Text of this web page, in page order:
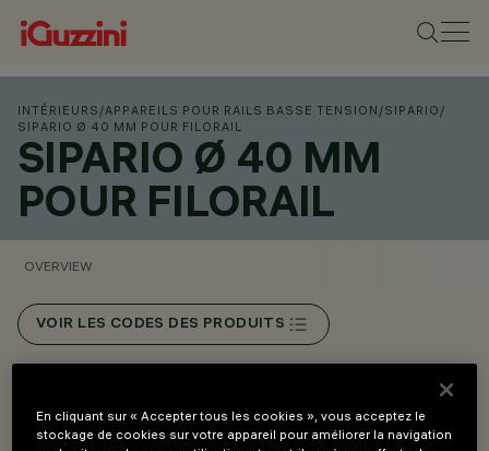
INTÉRIEURS /APPAREILS POUR RAILS BASSE TENSION /SIPARIO /
SIPARIO Ø 40 MM POUR FILORAIL
SIPARIO Ø 40 MM
POUR FILORAIL
OVERVIEW
VOIR LES CODES DES PRODUITS
En cliquant sur « Accepter tous les cookies », vous acceptez le
stockage de cookies sur votre appareil pour améliorer la navigation